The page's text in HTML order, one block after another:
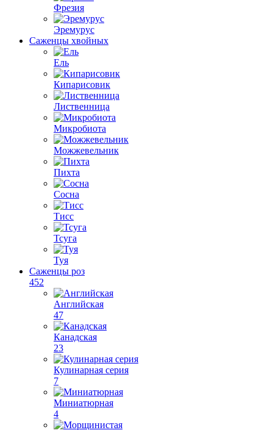
Фрезия
Эремурус
Саженцы хвойных
Ель
Кипарисовик
Лиственница
Микробиота
Можжевельник
Пихта
Сосна
Тисс
Тсуга
Туя
Саженцы роз
452
Английская
47
Канадская
23
Кулинарная серия
7
Миниатюрная
4